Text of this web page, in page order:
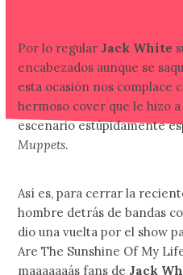
Por lo regular Jack White
encabezados aunque se
esta ocasión nos complace
hermoso cover que le hizo a
escenario estúpidamente
Muppets.
Así es, para cerrar la
hombre detrás de bandas
dio una vuelta por el show
Are The Sunshine Of My
maaaaaaás fans de Jack